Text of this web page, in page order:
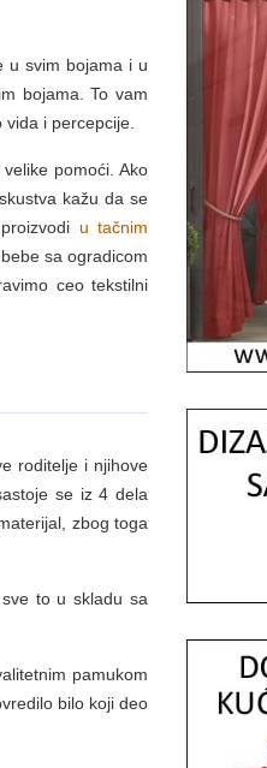
u svim bojama i u
bojama. To vam
i percepcije.
pomoći. Ako
kažu da se
u tačnim
sa ogradicom
ceo tekstilni
roditelje i njihove
se iz 4 dela
zbog toga
to u skladu sa
pamukom
bilo koji deo